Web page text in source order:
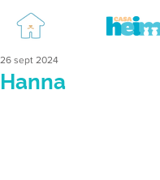
Hanna
26 sept 2024